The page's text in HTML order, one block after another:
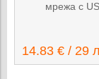
мрежа с
14.83 € / 29